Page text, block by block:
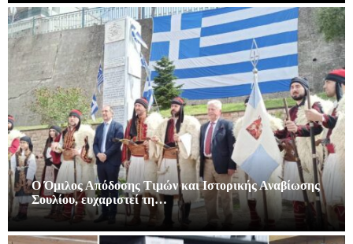
Ο Όμιλος Απόδοσης Τιμών και Ιστορικής Αναβίωσης
Σουλίου, ευχαριστεί τη…